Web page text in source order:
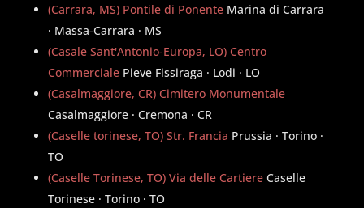
(Carrara, MS) Pontile di Ponente Marina di Carrara
· Massa-Carrara · MS
(Casale Sant'Antonio-Europa, LO) Centro
Commerciale Pieve Fissiraga · Lodi · LO
(Casalmaggiore, CR) Cimitero Monumentale
Casalmaggiore · Cremona · CR
(Caselle torinese, TO) Str. Francia Prussia · Torino ·
TO
(Caselle Torinese, TO) Via delle Cartiere Caselle
Torinese · Torino · TO